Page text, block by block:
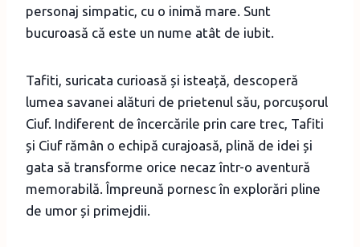
personaj simpatic, cu o inimă mare. Sunt
bucuroasă că este un nume atât de iubit.
Tafiti, suricata curioasă și isteață, descoperă
lumea savanei alături de prietenul său, porcușorul
Ciuf. Indiferent de încercările prin care trec, Tafiti
și Ciuf rămân o echipă curajoasă, plină de idei și
gata să transforme orice necaz într-o aventură
memorabilă. Împreună pornesc în explorări pline
de umor și primejdii.